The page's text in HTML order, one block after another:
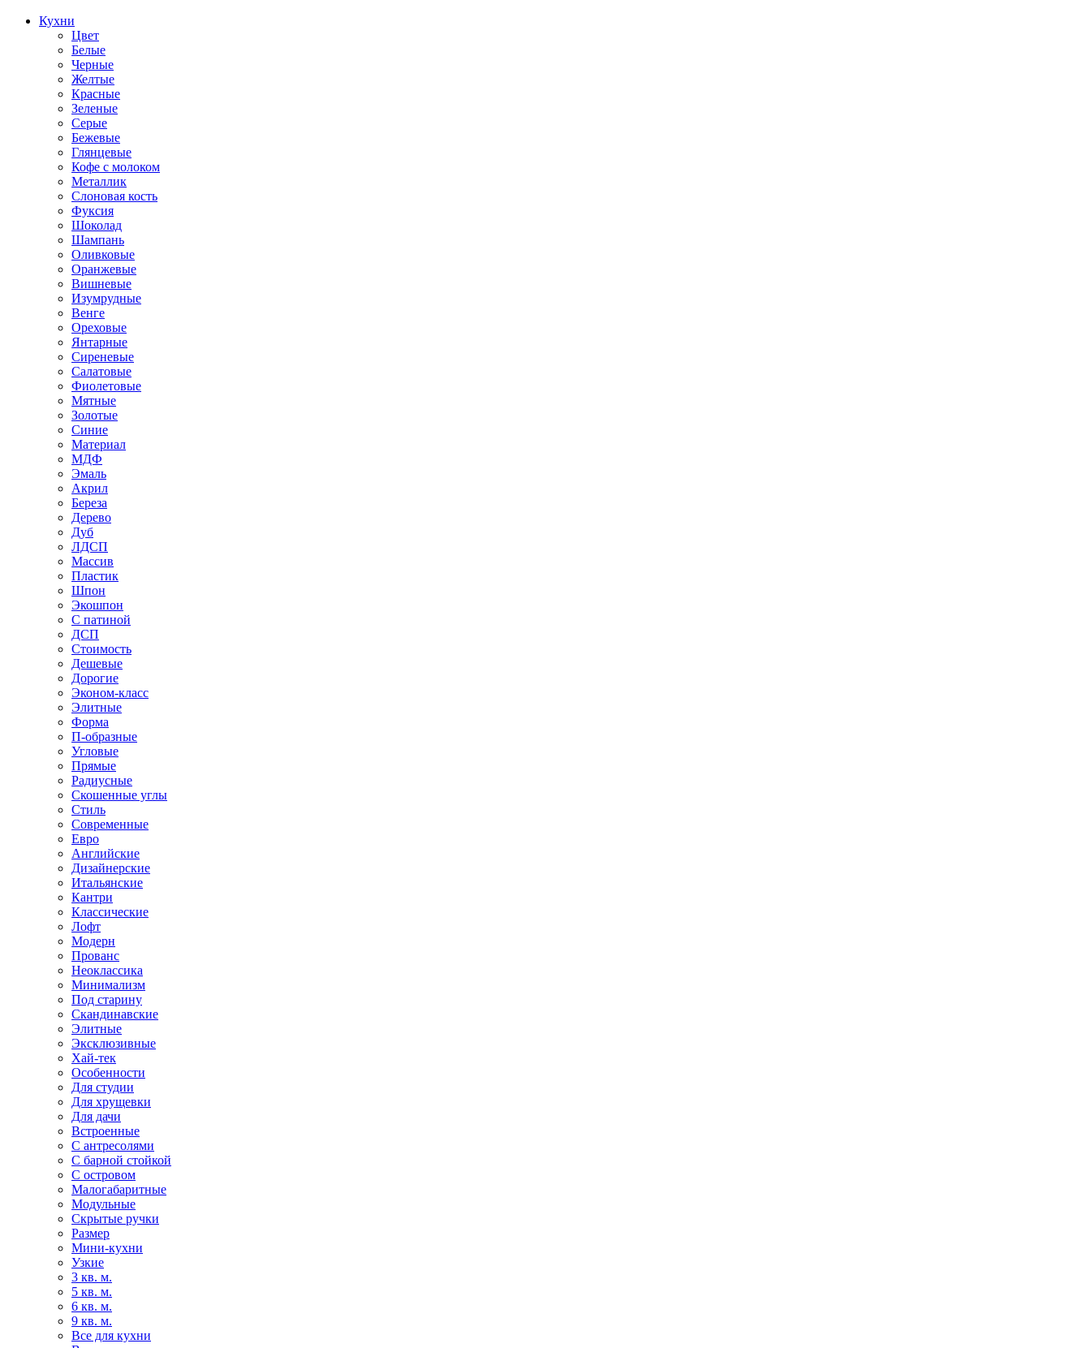
Кухни
Цвет
Белые
Черные
Желтые
Красные
Зеленые
Серые
Бежевые
Глянцевые
Кофе с молоком
Металлик
Слоновая кость
Фуксия
Шоколад
Шампань
Оливковые
Оранжевые
Вишневые
Изумрудные
Венге
Ореховые
Янтарные
Сиреневые
Салатовые
Фиолетовые
Мятные
Золотые
Синие
Материал
МДФ
Эмаль
Акрил
Береза
Дерево
Дуб
ЛДСП
Массив
Пластик
Шпон
Экошпон
С патиной
ДСП
Стоимость
Дешевые
Дорогие
Эконом-класс
Элитные
Форма
П-образные
Угловые
Прямые
Радиусные
Скошенные углы
Стиль
Современные
Евро
Английские
Дизайнерские
Итальянские
Кантри
Классические
Лофт
Модерн
Прованс
Неоклассика
Минимализм
Под старину
Скандинавские
Элитные
Эксклюзивные
Хай-тек
Особенности
Для студии
Для хрущевки
Для дачи
Встроенные
С антресолями
С барной стойкой
С островом
Малогабаритные
Модульные
Скрытые ручки
Размер
Мини-кухни
Узкие
3 кв. м.
5 кв. м.
6 кв. м.
9 кв. м.
Все для кухни